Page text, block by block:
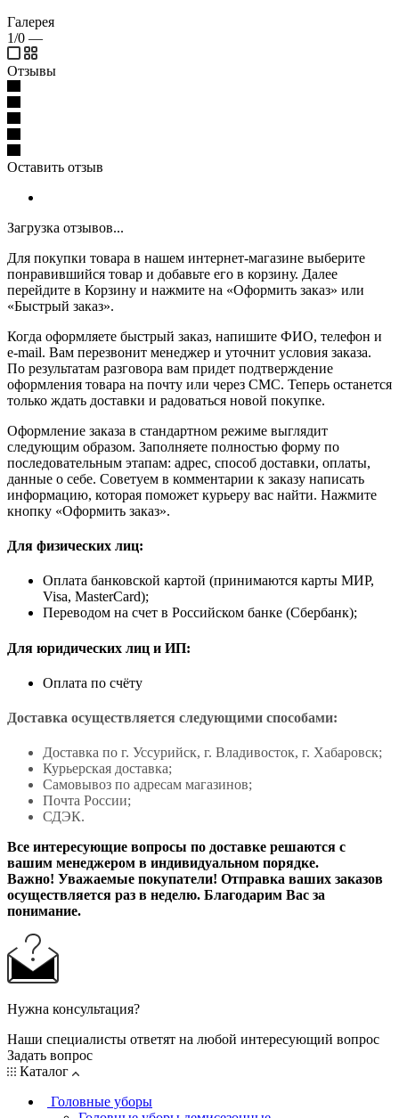
Галерея
1/0 —
Отзывы
Оставить отзыв
Загрузка отзывов...
Для покупки товара в нашем интернет-магазине выберите
понравившийся товар и добавьте его в корзину. Далее
перейдите в Корзину и нажмите на «Оформить заказ» или
«Быстрый заказ».
Когда оформляете быстрый заказ, напишите ФИО, телефон и
e-mail. Вам перезвонит менеджер и уточнит условия заказа.
По результатам разговора вам придет подтверждение
оформления товара на почту или через СМС. Теперь останется
только ждать доставки и радоваться новой покупке.
Оформление заказа в стандартном режиме выглядит
следующим образом. Заполняете полностью форму по
последовательным этапам: адрес, способ доставки, оплаты,
данные о себе. Советуем в комментарии к заказу написать
информацию, которая поможет курьеру вас найти. Нажмите
кнопку «Оформить заказ».
Для физических лиц:
Оплата банковской картой (принимаются карты МИР,
Visa, MasterCard);
Переводом на счет в Российском банке (Сбербанк);
Для юридических лиц и ИП:
Оплата по счёту
Доставка осуществляется следующими способами:
Доставка по г. Уссурийск, г. Владивосток, г. Хабаровск;
Курьерская доставка;
Самовывоз по адресам магазинов;
Почта России;
СДЭК.
Все интересующие вопросы по доставке решаются с
вашим менеджером в индивидуальном порядке.
Важно! Уважаемые покупатели! Отправка ваших заказов
осуществляется раз в неделю. Благодарим Вас за
понимание.
Нужна консультация?
Наши специалисты ответят на любой интересующий вопрос
Задать вопрос
Каталог
Головные уборы